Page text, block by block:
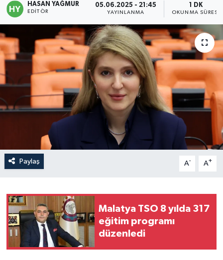
HASAN YAĞMUR
EDITÖR
05.06.2025 - 21:45
YAYINLANMA
1 DK
OKUNMA SÜRESI
Paylaş A- A+
Malatya TSO 8 yılda 317
eğitim programı
düzenledi
Sağlık
Spor
Teknoloji
Yaşam